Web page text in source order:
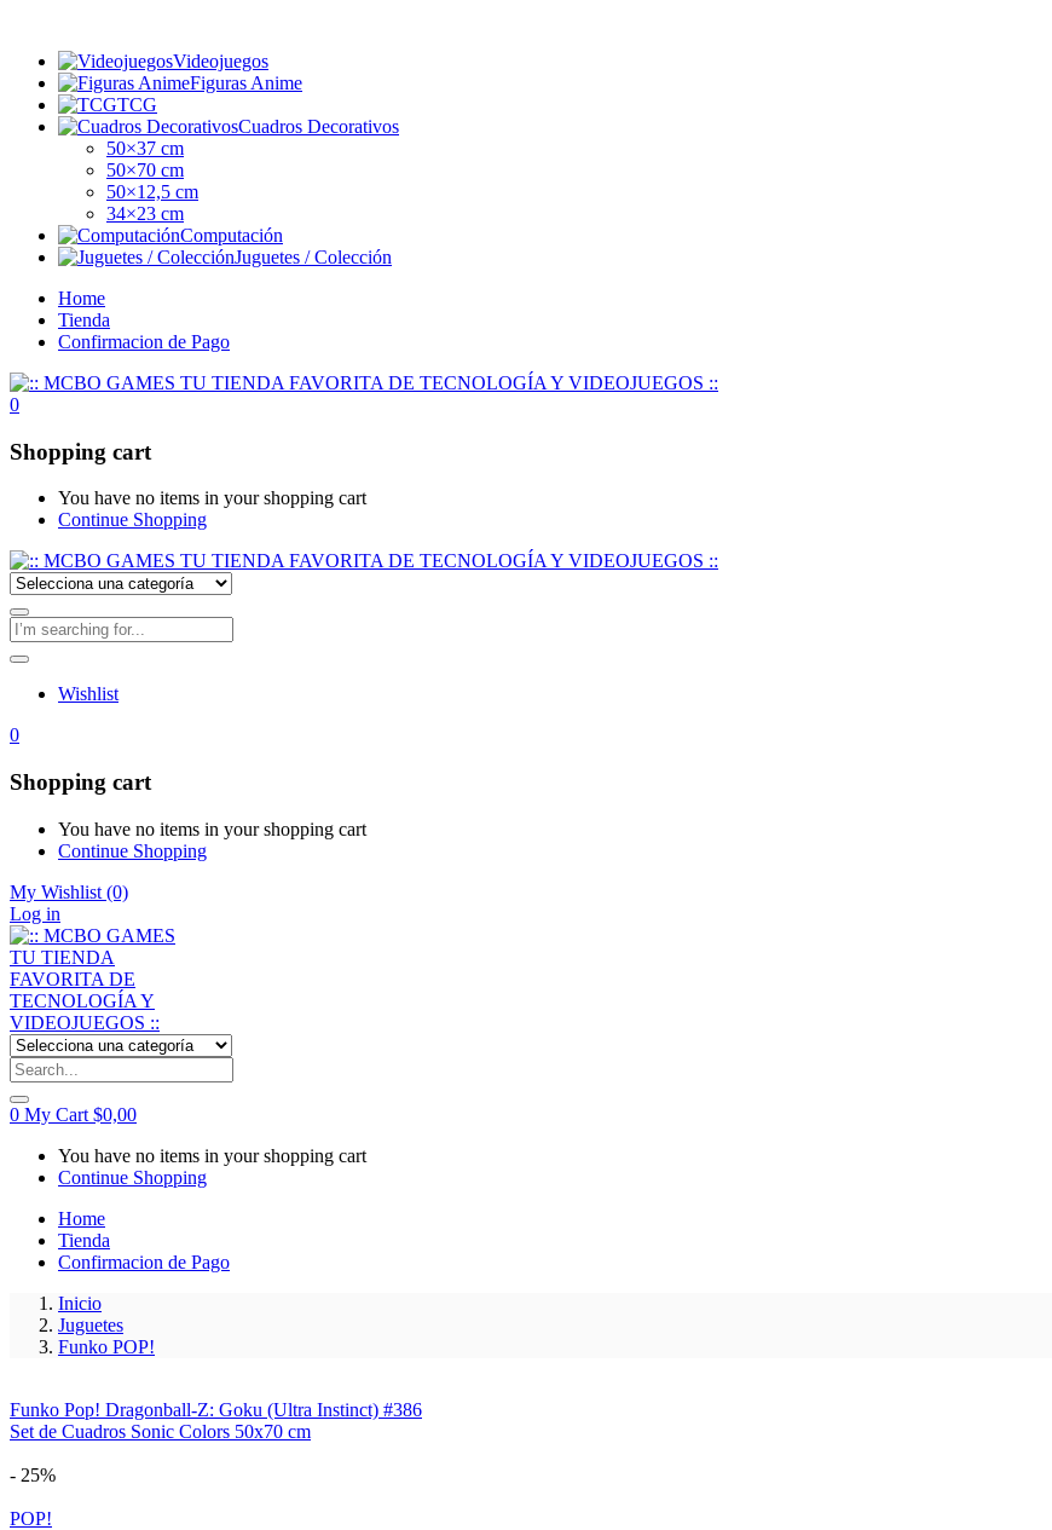
Videojuegos
Figuras Anime
TCG
Cuadros Decorativos
50×37 cm
50×70 cm
50×12,5 cm
34×23 cm
Computación
Juguetes / Colección
Home
Tienda
Confirmacion de Pago
0
Shopping cart
You have no items in your shopping cart
Continue Shopping
Wishlist
0
Shopping cart
You have no items in your shopping cart
Continue Shopping
My Wishlist (0)
Log in
0 My Cart $0,00
You have no items in your shopping cart
Continue Shopping
Home
Tienda
Confirmacion de Pago
Inicio
Juguetes
Funko POP!
Funko Pop! Dragonball-Z: Goku (Ultra Instinct) #386
Set de Cuadros Sonic Colors 50x70 cm
- 25%
POP!